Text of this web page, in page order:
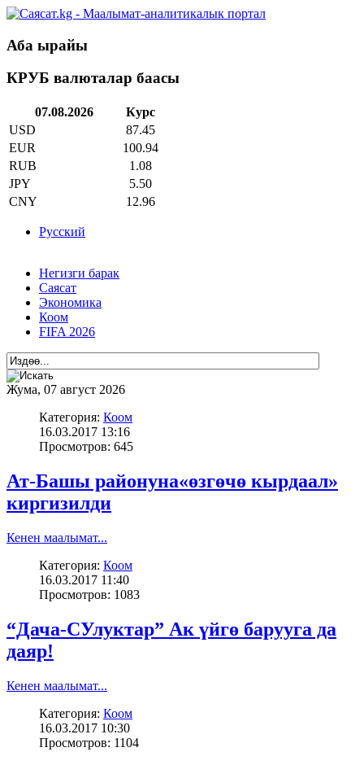
Аба ырайы
КРУБ валюталар баасы
07.08.2026
Курс
USD
87.45
EUR
100.94
RUB
1.08
JPY
5.50
CNY
12.96
Русский
Негизги барак
Саясат
Экономика
Коом
FIFA 2026
Жума, 07 август 2026
Категория: Коом
16.03.2017 13:16
Просмотров: 645
Ат-Башы районуна«өзгөчө кырдаал»
киргизилди
Кенен маалымат...
Категория: Коом
16.03.2017 11:40
Просмотров: 1083
“Дача-СУлуктар” Ак үйгө барууга да
даяр!
Кенен маалымат...
Категория: Коом
16.03.2017 10:30
Просмотров: 1104